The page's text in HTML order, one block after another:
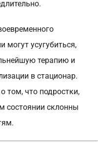
могут усугубиться,
терапию и
в стационар.
том, что подростки,
состоянии склонны